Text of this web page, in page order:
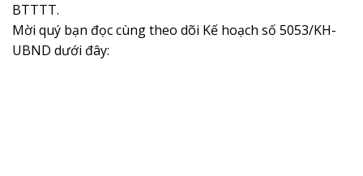
BTTTT.
Mời quý bạn đọc cùng theo dõi Kế hoạch số 5053/KH-
UBND dưới đây: